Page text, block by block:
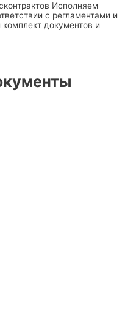
Исполняем
с регламентами и
документов и